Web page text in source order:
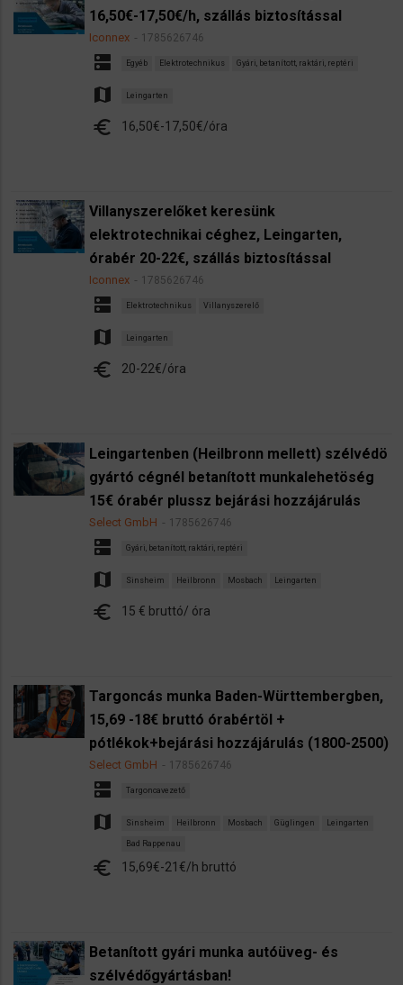
16,50€-17,50€/h, szállás biztosítással
Iconnex 1785626746
dns Egyéb Elektrotechnikus Gyári, betanított, raktári, reptéri
map Leingarten
euro 16,50€-17,50€/óra
Villanyszerelőket keresünk
elektrotechnikai céghez, Leingarten,
órabér 20-22€, szállás biztosítással
Iconnex 1785626746
dns Elektrotechnikus Villanyszerelő
map Leingarten
euro 20-22€/óra
Leingartenben (Heilbronn mellett) szélvédö
gyártó cégnél betanított munkalehetöség
15€ órabér plussz bejárási hozzájárulás
Select GmbH 1785626746
dns Gyári, betanított, raktári, reptéri
map Sinsheim Heilbronn Mosbach Leingarten
euro 15 € bruttó/ óra
Targoncás munka Baden-Württembergben,
15,69 -18€ bruttó órabértöl +
pótlékok+bejárási hozzájárulás (1800-2500)
Select GmbH 1785626746
dns Targoncavezető
map Sinsheim Heilbronn Mosbach Güglingen Leingarten
Bad Rappenau
euro 15,69€-21€/h bruttó
Betanított gyári munka autóüveg- és
szélvédőgyártásban!